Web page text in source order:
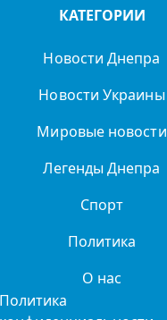
КАТЕГОРИИ
Новости Днепра
Новости Украины
Мировые новости
Легенды Днепра
Спорт
Политика
О нас
Политика